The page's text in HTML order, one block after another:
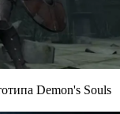
Demon's Souls